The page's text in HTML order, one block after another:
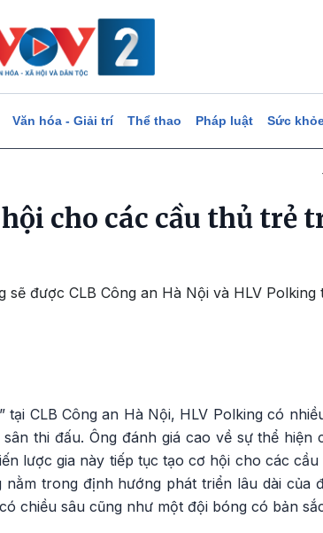
Văn hóa - Giải trí Thể thao Pháp luật Sức
hội cho các cầu thủ trẻ
sẽ được CLB Công an Hà Nội và HLV
tại CLB Công an Hà Nội, HLV Polking có
thi đấu. Ông đánh giá cao về sự thể hiện
lược gia này tiếp tục tạo cơ hội cho các
trong định hướng phát triển lâu dài của
chiều sâu cũng như một đội bóng có bản